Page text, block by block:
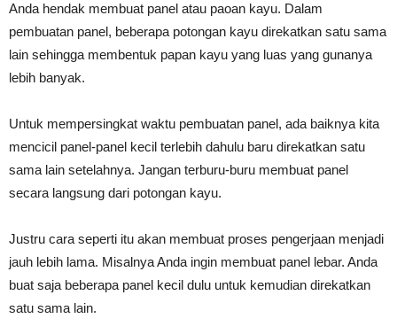
Anda hendak membuat panel atau paoan kayu. Dalam
pembuatan panel, beberapa potongan kayu direkatkan satu sama
lain sehingga membentuk papan kayu yang luas yang gunanya
lebih banyak.
Untuk mempersingkat waktu pembuatan panel, ada baiknya kita
mencicil panel-panel kecil terlebih dahulu baru direkatkan satu
sama lain setelahnya. Jangan terburu-buru membuat panel
secara langsung dari potongan kayu.
Justru cara seperti itu akan membuat proses pengerjaan menjadi
jauh lebih lama. Misalnya Anda ingin membuat panel lebar. Anda
buat saja beberapa panel kecil dulu untuk kemudian direkatkan
satu sama lain.